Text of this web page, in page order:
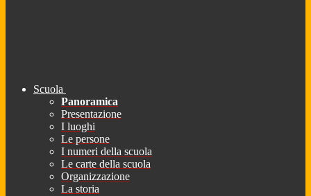
Scuola
Panoramica
Presentazione
I luoghi
Le persone
I numeri della scuola
Le carte della scuola
Organizzazione
La storia